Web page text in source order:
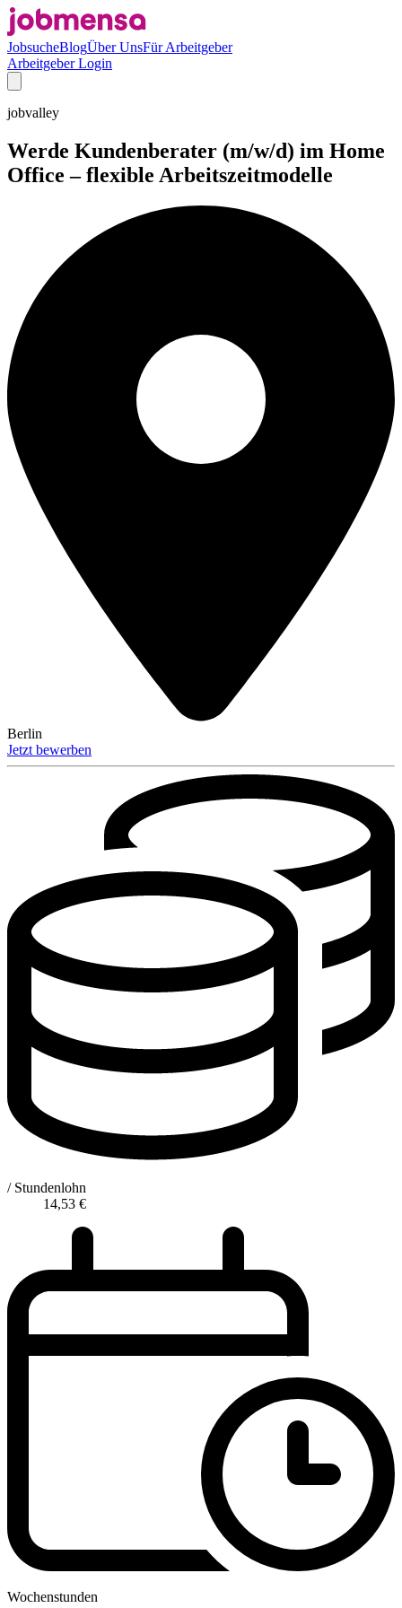
JobsucheBlogÜber UnsFür Arbeitgeber
Arbeitgeber Login
jobvalley
Werde Kundenberater (m/w/d) im Home
Office – flexible Arbeitszeitmodelle
Berlin
Jetzt bewerben
/ Stundenlohn
14,53 €
Wochenstunden